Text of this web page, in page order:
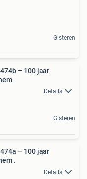
Gisteren
– 100 jaar
Details
Gisteren
– 100 jaar
Burger’s Zoo Arnhem .
Details